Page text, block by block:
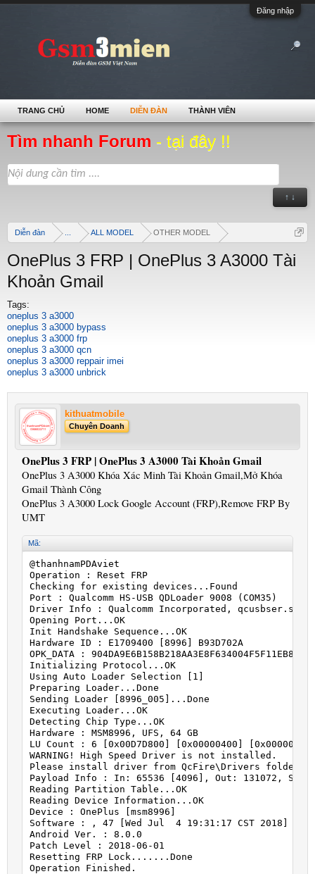
Đăng nhập
Tìm nhanh Forum - tại đây !!
↑ ↓
Diễn đàn ALL MODEL OTHER MODEL
OnePlus 3 FRP | OnePlus 3 A3000 Tài
Khoản Gmail
Tags:
oneplus 3 a3000
oneplus 3 a3000 bypass
oneplus 3 a3000 frp
oneplus 3 a3000 qcn
oneplus 3 a3000 reppair imei
oneplus 3 a3000 unbrick
kithuatmobile
Chuyên Doanh
OnePlus 3 FRP | OnePlus 3 A3000 Tài Khoản Gmail
OnePlus 3 A3000 Khóa Xác Minh Tài Khoản Gmail,Mở Khóa
Gmail Thành Công
OnePlus 3 A3000 Lock Google Account (FRP),Remove FRP By
UMT
Mã:
@thanhnamPDAviet
Operation : Reset FRP
Checking for existing devices...Found
Port : Qualcomm HS-USB QDLoader 9008 (COM35)
Driver Info : Qualcomm Incorporated,
Opening Port...OK
Init Handshake Sequence...OK
Hardware ID : E1709400 [8996] B93D702A
OPK_DATA :
Initializing Protocol...OK
Using Auto Loader Selection [1]
Preparing Loader...Done
Sending Loader [8996_005]...Done
Executing Loader...OK
Detecting Chip Type...OK
Hardware : MSM8996, UFS, 64 GB
LU Count : 6 [0x00D7D800] [0x00000400]
WARNING! High Speed Driver is not installed.
Please install driver from QcFire\Drivers folder
Payload Info : In: 65536 [4096], Out: 131072,
Reading Partition Table...OK
Reading Device Information...OK
Device : OnePlus [msm8996]
Software : , 47 [Wed Jul  4 19:31:17 CST 2018]
Android Ver. : 8.0.0
Patch Level : 2018-06-01
Resetting FRP Lock.......Done
Operation Finished.
TRANG CHỦ HOME DIỄN ĐÀN THÀNH VIÊN